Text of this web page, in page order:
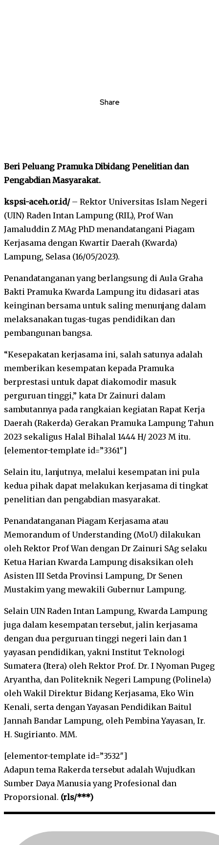
Share
Beri Peluang Pramuka Dibidang Penelitian dan
Pengabdian Masyarakat.
kspsi-aceh.or.id/– Rektor Universitas Islam Negeri
(UIN) Raden Intan Lampung (RIL), Prof Wan
Jamaluddin Z MAg PhD menandatangani Piagam
Kerjasama dengan Kwartir Daerah (Kwarda)
Lampung, Selasa (16/05/2023).
Penandatanganan yang berlangsung di Aula Graha
Bakti Pramuka Kwarda Lampung itu didasari atas
keinginan bersama untuk saling menunjang dalam
melaksanakan tugas-tugas pendidikan dan
pembangunan bangsa.
“Kesepakatan kerjasama ini, salah satunya adalah
memberikan kesempatan kepada Pramuka
berprestasi untuk dapat diakomodir masuk
perguruan tinggi,” kata Dr Zainuri dalam
sambutannya pada rangkaian kegiatan Rapat Kerja
Daerah (Rakerda) Gerakan Pramuka Lampung Tahun
2023 sekaligus Halal Bihalal 1444 H/ 2023 M itu.
[elementor-template id=”3361″]
Selain itu, lanjutnya, melalui kesempatan ini pula
kedua pihak dapat melakukan kerjasama di tingkat
penelitian dan pengabdian masyarakat.
Penandatanganan Piagam Kerjasama atau
Memorandum of Understanding (MoU) dilakukan
oleh Rektor Prof Wan dengan Dr Zainuri SAg selaku
Ketua Harian Kwarda Lampung disaksikan oleh
Asisten III Setda Provinsi Lampung, Dr Senen
Mustakim yang mewakili Gubernur Lampung.
Selain UIN Raden Intan Lampung, Kwarda Lampung
juga dalam kesempatan tersebut, jalin kerjasama
dengan dua perguruan tinggi negeri lain dan 1
yayasan pendidikan, yakni Institut Teknologi
Sumatera (Itera) oleh Rektor Prof. Dr. I Nyoman Pugeg
Aryantha, dan Politeknik Negeri Lampung (Polinela)
oleh Wakil Direktur Bidang Kerjasama, Eko Win
Kenali, serta dengan Yayasan Pendidikan Baitul
Jannah Bandar Lampung, oleh Pembina Yayasan, Ir.
H. Sugirianto. MM.
[elementor-template id=”3532″]
Adapun tema Rakerda tersebut adalah Wujudkan
Sumber Daya Manusia yang Profesional dan
Proporsional. (rls/***)